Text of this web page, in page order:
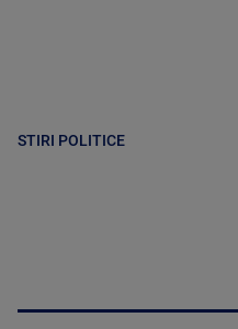
STIRI POLITICE